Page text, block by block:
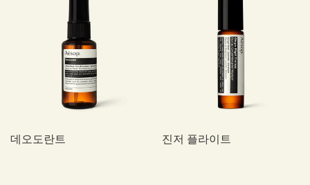
데오도란트 진저 플라이트